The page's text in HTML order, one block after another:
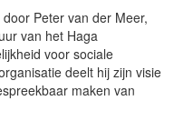
Peter van der Meer,
van het Haga
voor sociale
deelt hij zijn visie
maken van